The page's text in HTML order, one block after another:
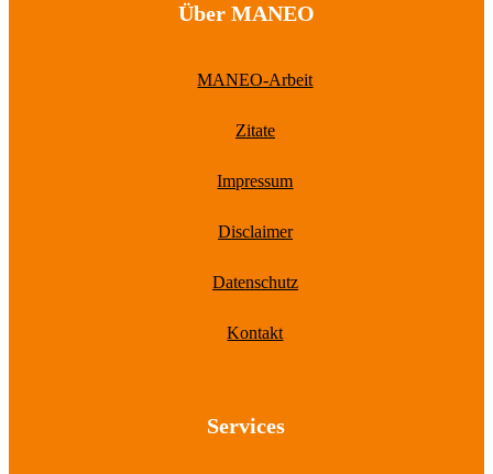
Über MANEO
MANEO-Arbeit
Zitate
Impressum
Disclaimer
Datenschutz
Kontakt
Services